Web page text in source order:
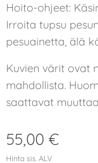
Hoito-ohjeet:
Irroita tupsu
pesuainetta, älä
Kuvien värit ovat
mahdollista.
saattavat
55,00 €
Hinta sis. ALV